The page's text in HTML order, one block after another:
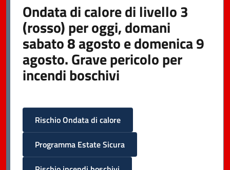
Ondata di calore di livello 3
(rosso) per oggi, domani
sabato 8 agosto e domenica 9
agosto. Grave pericolo per
incendi boschivi
Rischio Ondata di calore
Programma Estate Sicura